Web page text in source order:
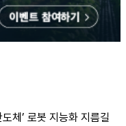
체’ 로봇 지능화 지름길